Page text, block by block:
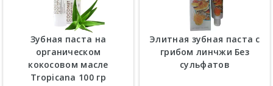
Зубная паста на
органическом
кокосовом масле
Tropicana 100 гр
Элитная зубная паста с
грибом линчжи Без
сульфатов